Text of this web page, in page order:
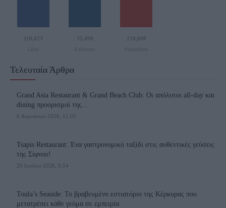
110,023 35,490 218,000
Τελευταία Άρθρα
Grand Asia Restaurant & Grand Beach Club: Οι απόλυτοι all-day και
dining προορισμοί της...
6 Αυγούστου 2026, 11:05
Tsapis Restaurant: Ένα γαστρονομικό ταξίδι στις αυθεντικές γεύσεις
της Σίφνου!
29 Ιουλίου 2026, 9:54
Toula’s Seaside: Το βραβευμένο εστιατόριο της Κέρκυρας που
μετατρέπει κάθε γεύμα σε εμπειρία